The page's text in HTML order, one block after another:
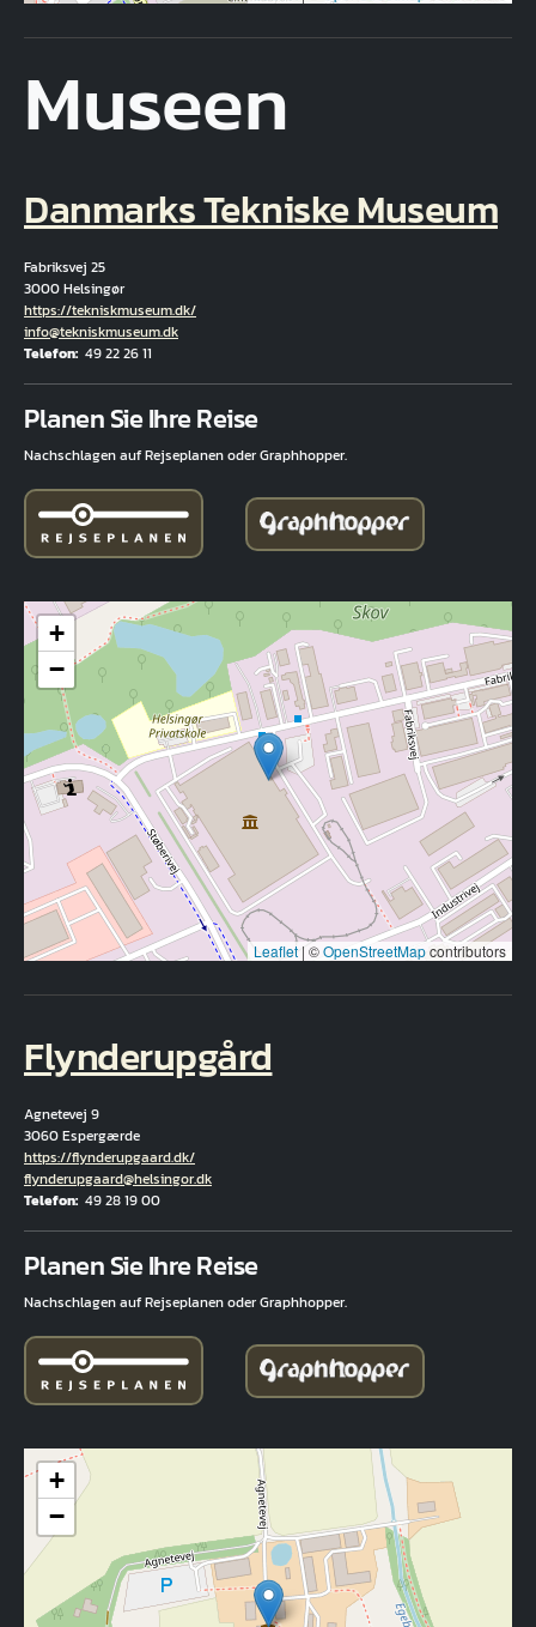
Museen
Danmarks Tekniske Museum
Fabriksvej 25
3000 Helsingør
Hjemmeside
https://tekniskmuseum.dk/
E-Mail
info@tekniskmuseum.dk
Telefon 49 22 26 11
Planen Sie Ihre Reise
Nachschlagen auf Rejseplanen oder Graphhopper.
+
−
Leaflet | ©OpenStreetMapcontributors
Flynderupgård
Agnetevej 9
3060 Espergærde
Hjemmeside
https://flynderupgaard.dk/
E-Mail
flynderupgaard@helsingor.dk
Telefon 49 28 19 00
Planen Sie Ihre Reise
Nachschlagen auf Rejseplanen oder Graphhopper.
+
−